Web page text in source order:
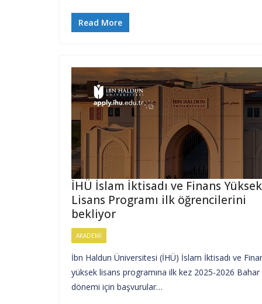
Read More
İHÜ İslam İktisadı ve Finans Yüksek
Lisans Programı ilk öğrencilerini
bekliyor
AKADEMI
İbn Haldun Üniversitesi (İHÜ) İslam İktisadı ve
yüksek lisans programına ilk kez 2025-2026 Bahar
dönemi için başvurular…